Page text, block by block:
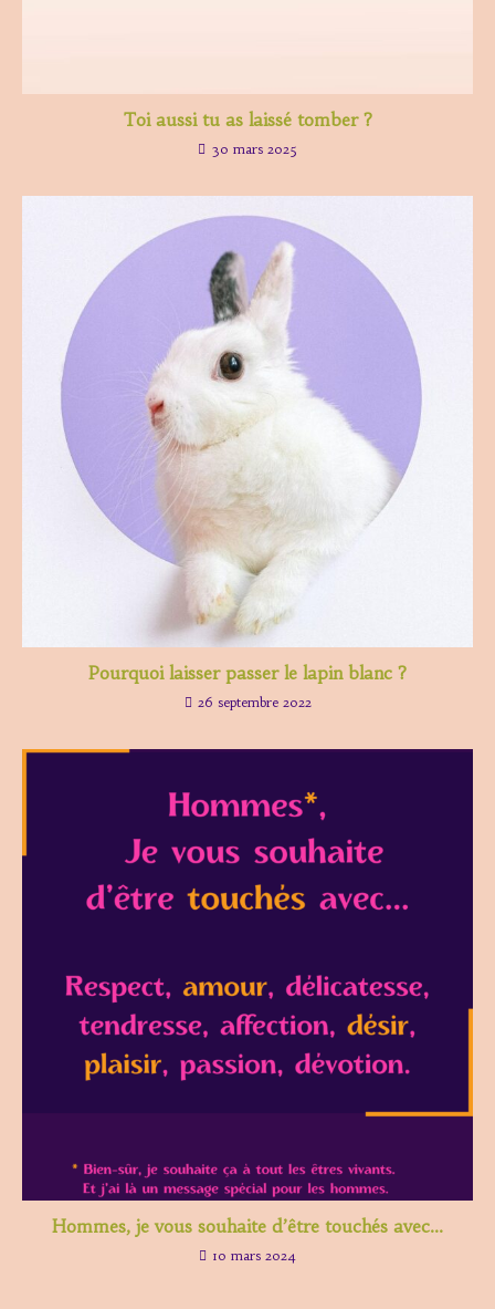
Toi aussi tu as laissé tomber ?
30 mars 2025
Pourquoi laisser passer le lapin blanc ?
26 septembre 2022
Hommes, je vous souhaite d’être touchés avec…
10 mars 2024